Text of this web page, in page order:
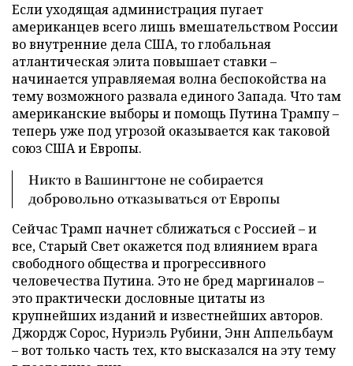
Если уходящая администрация пугает
американцев всего лишь вмешательством России
во внутренние дела США, то глобальная
атлантическая элита повышает ставки –
начинается управляемая волна беспокойства на
тему возможного развала единого Запада. Что там
американские выборы и помощь Путина Трампу –
теперь уже под угрозой оказывается как таковой
союз США и Европы.
Никто в Вашингтоне не собирается
добровольно отказываться от Европы
Сейчас Трамп начнет сближаться с Россией – и
все, Старый Свет окажется под влиянием врага
свободного общества и прогрессивного
человечества Путина. Это не бред маргиналов –
это практически дословные цитаты из
крупнейших изданий и известнейших авторов.
Джордж Сорос, Нуриэль Рубини, Энн Аппельбаум
– вот только часть тех, кто высказался на эту тему